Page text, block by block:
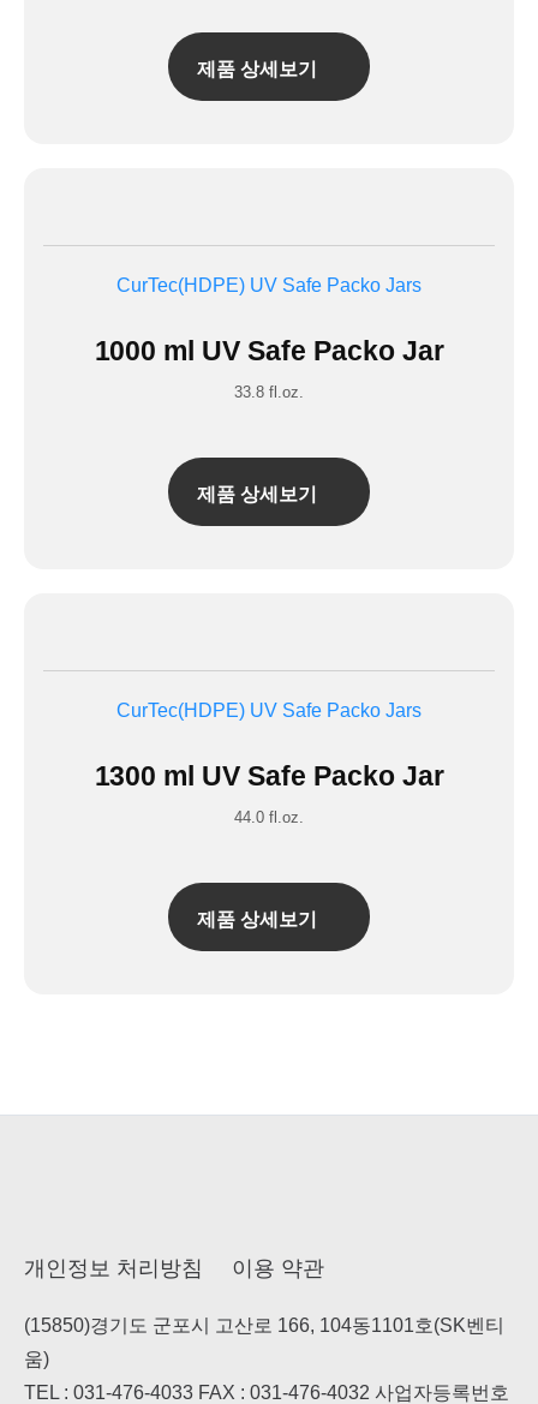
제품 상세보기
CurTec(HDPE) UV Safe Packo Jars
1000 ml UV Safe Packo Jar
33.8 fl.oz.
제품 상세보기
CurTec(HDPE) UV Safe Packo Jars
1300 ml UV Safe Packo Jar
44.0 fl.oz.
제품 상세보기
개인정보 처리방침 이용 약관
(15850)경기도 군포시 고산로 166, 104동1101호(SK벤티
움)
TEL : 031-476-4033 FAX : 031-476-4032 사업자등록번호